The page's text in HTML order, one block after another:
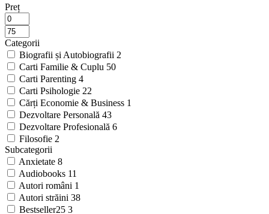
Preț
Categorii
Biografii și Autobiografii 2
Carti Familie & Cuplu 50
Carti Parenting 4
Carti Psihologie 22
Cărți Economie & Business 1
Dezvoltare Personală 43
Dezvoltare Profesională 6
Filosofie 2
Subcategorii
Anxietate 8
Audiobooks 11
Autori români 1
Autori străini 38
Bestseller25 3